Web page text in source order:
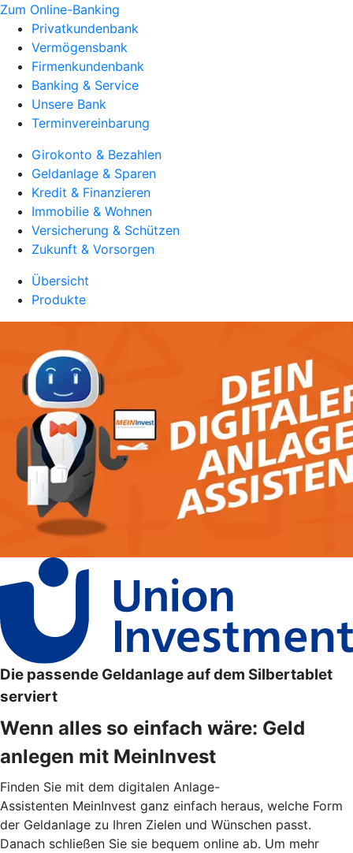
Zum Online-Banking
Privatkundenbank
Vermögensbank
Firmenkundenbank
Banking & Service
Unsere Bank
Terminvereinbarung
Girokonto & Bezahlen
Geldanlage & Sparen
Kredit & Finanzieren
Immobilie & Wohnen
Versicherung & Schützen
Zukunft & Vorsorgen
Übersicht
Produkte
Die passende Geldanlage auf dem Silbertablet
serviert
Wenn alles so einfach wäre: Geld
anlegen mit MeinInvest
Finden Sie mit dem digitalen Anlage-
Assistenten MeinInvest ganz einfach heraus, welche Form
der Geldanlage zu Ihren Zielen und Wünschen passt.
Danach schließen Sie sie bequem online ab. Um mehr